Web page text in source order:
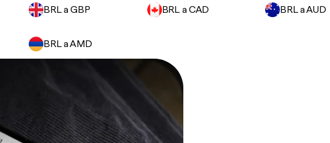
BRL a GBP BRL a CAD BRL a AUD
BRL a AMD